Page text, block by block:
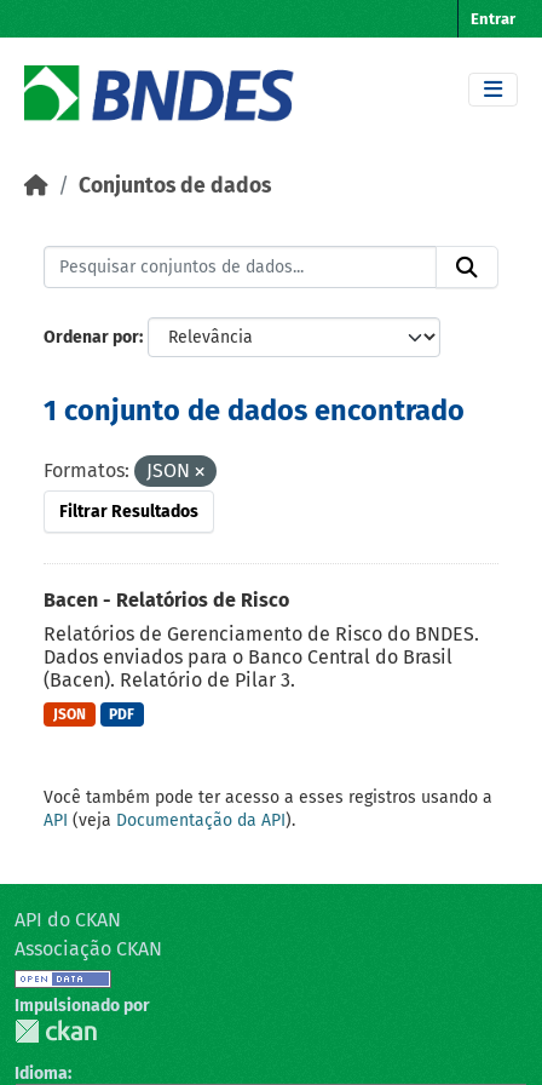
Entrar
Conjuntos de dados
Ordenar por
1 conjunto de dados encontrado
Formatos: JSON
Filtrar Resultados
Bacen - Relatórios de Risco
Relatórios de Gerenciamento de Risco do BNDES.
Dados enviados para o Banco Central do Brasil
(Bacen). Relatório de Pilar 3.
JSON PDF
Você também pode ter acesso a esses registros usando a
API (veja Documentação da API).
API do CKAN
Associação CKAN
Impulsionado por
Idioma